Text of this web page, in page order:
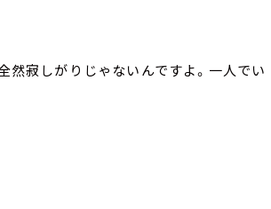
然寂しがりじゃないんですよ。一人でい